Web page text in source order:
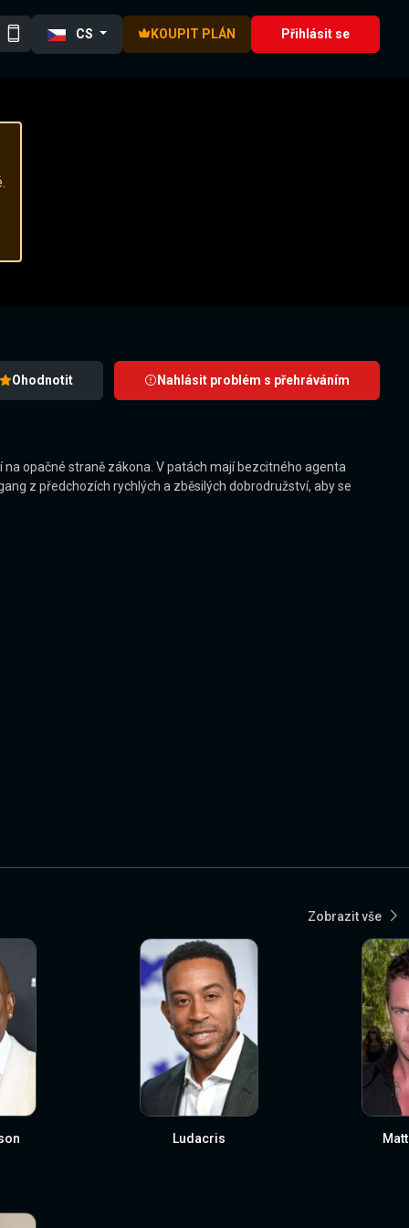
CS KOUPIT PLÁN Přihlásit se
Ohodnotit Nahlásit problém s přehráváním
opačné straně zákona. V patách mají bezcitného agenta
z předchozích rychlých a zběsilých dobrodružství, aby se
Zobrazit vše
Ludacris